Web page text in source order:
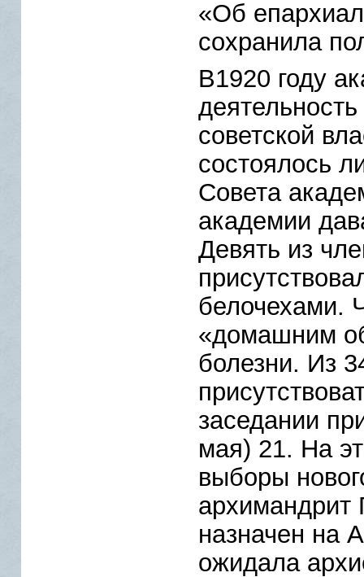
«Об
сохранила
В1920 году
советской
состоялось
Совета
академии
Девять из
белочехами.
«домашним
болезни. Из
заседании
мая) 21. На
выборы
архимандрит
назначен на
ожидала